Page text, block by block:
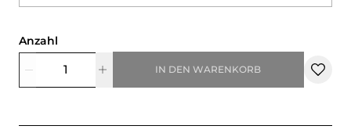
Anzahl
IN DEN WARENKORB